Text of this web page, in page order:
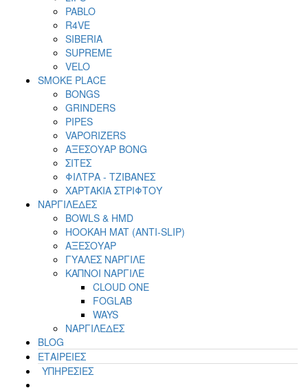
PABLO
R4VE
SIBERIA
SUPREME
VELO
SMOKE PLACE
BONGS
GRINDERS
PIPES
VAPORIZERS
ΑΞΕΣΟΥΑΡ BONG
ΣΙΤΕΣ
ΦΙΛΤΡΑ - ΤΖΙΒΑΝΕΣ
ΧΑΡΤΑΚΙΑ ΣΤΡΙΦΤΟΥ
ΝΑΡΓΙΛΕΔΕΣ
BOWLS & HMD
HOOKAH MAT (ANTI-SLIP)
ΑΞΕΣΟΥΑΡ
ΓΥΑΛΕΣ ΝΑΡΓΙΛΕ
ΚΑΠΝΟΙ ΝΑΡΓΙΛΕ
CLOUD ONE
FOGLAB
WAYS
ΝΑΡΓΙΛΕΔΕΣ
BLOG
ΕΤΑΙΡΕΙΕΣ
ΥΠΗΡΕΣΙΕΣ